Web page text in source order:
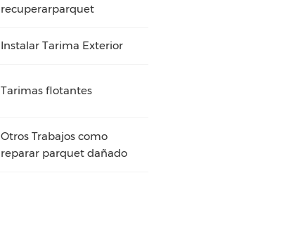
recuperarparquet
Instalar Tarima Exterior
Tarimas flotantes
Otros Trabajos como
reparar parquet dañado